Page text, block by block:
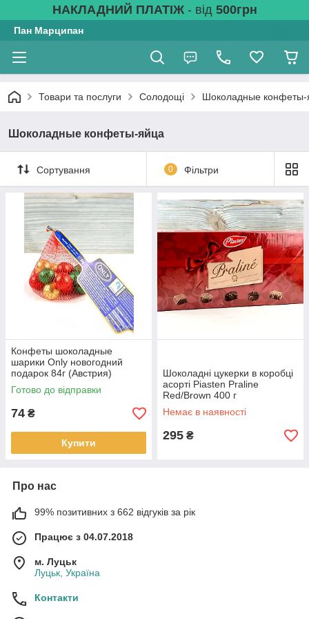
НАКЛАДНИЙ ПЛАТІЖ- від 500грн
Пан Марципан
Товари та послуги Солодощі Шоколадные конфеты-
Шоколадные конфеты-яйца
Сортування 0 Фільтри
Конфеты шоколадные
шарики Only новогодний
подарок 84г (Австрия)
Готово до відправки
74 ₴
Купити
Шоколадні цукерки в коробці
асорті Piasten Praline
Red/Brown 400 г
Немає в наявності
295 ₴
Про нас
99% позитивних з 662 відгуків за рік
Працює з 04.07.2018
м. Луцьк
Луцьк, Україна
Контакти